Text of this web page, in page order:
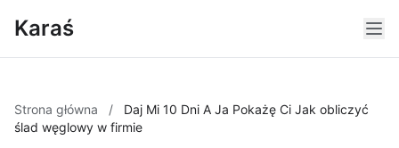
Karaś
Strona główna /
Daj Mi 10 Dni A Ja Pokażę Ci Jak obliczyć
ślad węglowy w firmie